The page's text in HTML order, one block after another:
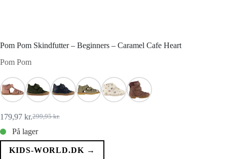
Pom Pom Skindfutter – Beginners – Caramel Cafe Heart
Pom Pom
299,95kr.
Den
oprindelige
pris
var:
179,97 kr.Den
aktuelle
pris
er:
På lager
KIDS-WORLD.DK →